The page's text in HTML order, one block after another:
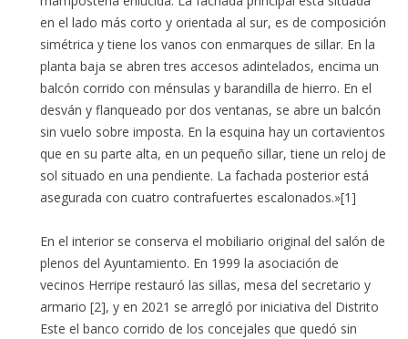
en el lado más corto y orientada al sur, es de composición
simétrica y tiene los vanos con enmarques de sillar. En la
planta baja se abren tres accesos adintelados, encima un
balcón corrido con ménsulas y barandilla de hierro. En el
desván y flanqueado por dos ventanas, se abre un balcón
sin vuelo sobre imposta. En la esquina hay un cortavientos
que en su parte alta, en un pequeño sillar, tiene un reloj de
sol situado en una pendiente. La fachada posterior está
asegurada con cuatro contrafuertes escalonados.»[1]
En el interior se conserva el mobiliario original del salón de
plenos del Ayuntamiento. En 1999 la asociación de
vecinos Herripe restauró las sillas, mesa del secretario y
armario [2], y en 2021 se arregló por iniciativa del Distrito
Este el banco corrido de los concejales que quedó sin